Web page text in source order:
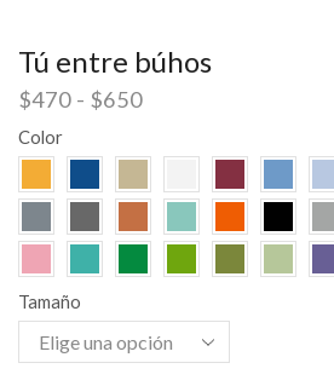
Tú entre búhos
$470 - $650
Color
Tamaño